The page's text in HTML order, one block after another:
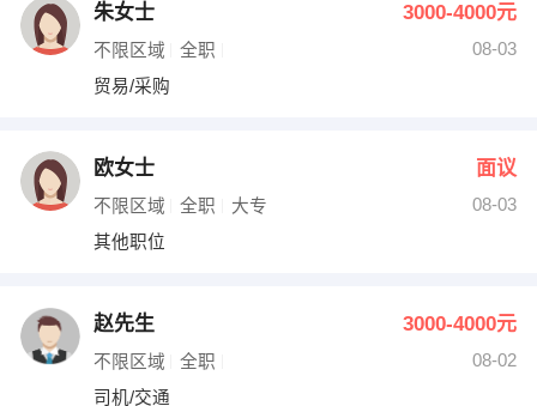
朱女士 3000-4000元
不限区域 全职
08-03
贸易/采购
欧女士 面议
不限区域 全职 大专
08-03
其他职位
赵先生 3000-4000元
不限区域 全职
08-02
司机/交通